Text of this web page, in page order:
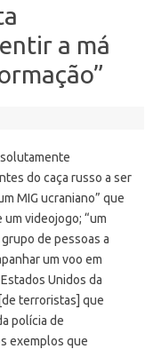
a má
do caça russo a ser
MIG ucraniano” que
um videojogo; “um
de pessoas a
um voo em
Unidos da
terroristas] que
polícia de
exemplos que